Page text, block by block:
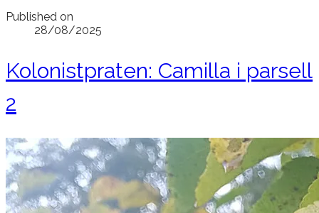
Published on
28/08/2025
Kolonistpraten: Camilla i parsell
2